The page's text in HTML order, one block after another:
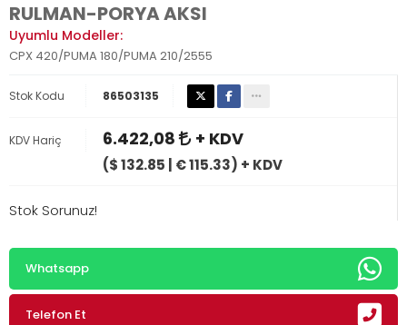
RULMAN-PORYA AKSI
Uyumlu Modeller:
CPX 420/PUMA 180/PUMA 210/2555
Stok Kodu 86503135
KDV Hariç 6.422,08 + KDV
($ 132.85 | € 115.33) + KDV
Stok Sorunuz!
Whatsapp
Telefon Et